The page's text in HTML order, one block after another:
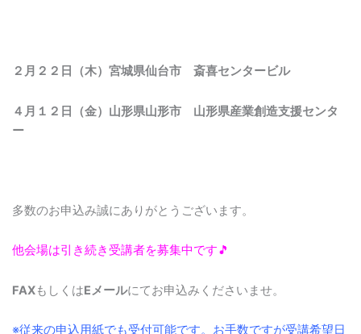
２月２２日（木）宮城県仙台市 斎喜センタービル
４月１２日（金）山形県山形市 山形県産業創造支援センタ
ー
多数のお申込み誠にありがとうございます。
他会場は引き続き受講者を募集中です🎵
FAXもしくはEメールにてお申込みくださいませ。
※従来の申込用紙でも受付可能です。お手数ですが受講希望日